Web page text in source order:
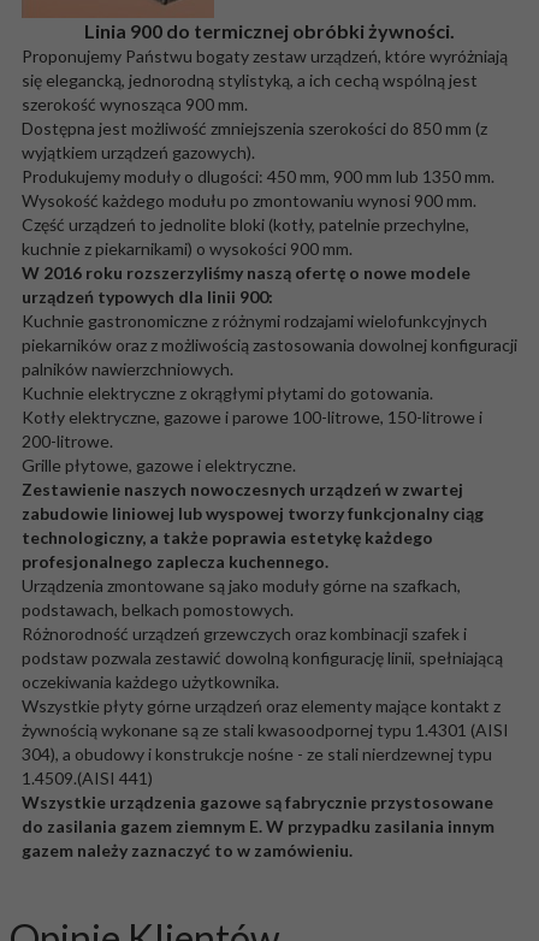
Linia 900 do termicznej obróbki żywności.
Proponujemy Państwu bogaty zestaw urządzeń, które wyróżniają
się elegancką, jednorodną stylistyką, a ich cechą wspólną jest
szerokość wynosząca 900 mm.
Dostępna jest możliwość zmniejszenia szerokości do 850 mm (z
wyjątkiem urządzeń gazowych).
Produkujemy moduły o dlugości: 450 mm, 900 mm lub 1350 mm.
Wysokość każdego modułu po zmontowaniu wynosi 900 mm.
Część urządzeń to jednolite bloki (kotły, patelnie przechylne,
kuchnie z piekarnikami) o wysokości 900 mm.
W 2016 roku rozszerzyliśmy naszą ofertę o nowe modele
urządzeń typowych dla linii 900:
Kuchnie gastronomiczne z różnymi rodzajami wielofunkcyjnych
piekarników oraz z możliwością zastosowania dowolnej konfiguracji
palników nawierzchniowych.
Kuchnie elektryczne z okrągłymi płytami do gotowania.
Kotły elektryczne, gazowe i parowe 100-litrowe, 150-litrowe i
200-litrowe.
Grille płytowe, gazowe i elektryczne.
Zestawienie naszych nowoczesnych urządzeń w zwartej
zabudowie liniowej lub wyspowej tworzy funkcjonalny ciąg
technologiczny, a także poprawia estetykę każdego
profesjonalnego zaplecza kuchennego.
Urządzenia zmontowane są jako moduły górne na szafkach,
podstawach, belkach pomostowych.
Różnorodność urządzeń grzewczych oraz kombinacji szafek i
podstaw pozwala zestawić dowolną konfigurację linii, spełniającą
oczekiwania każdego użytkownika.
Wszystkie płyty górne urządzeń oraz elementy mające kontakt z
żywnością wykonane są ze stali kwasoodpornej typu 1.4301 (AISI
304), a obudowy i konstrukcje nośne - ze stali nierdzewnej typu
1.4509.(AISI 441)
Wszystkie urządzenia gazowe są fabrycznie przystosowane
do zasilania gazem ziemnym E. W przypadku zasilania innym
gazem należy zaznaczyć to w zamówieniu.